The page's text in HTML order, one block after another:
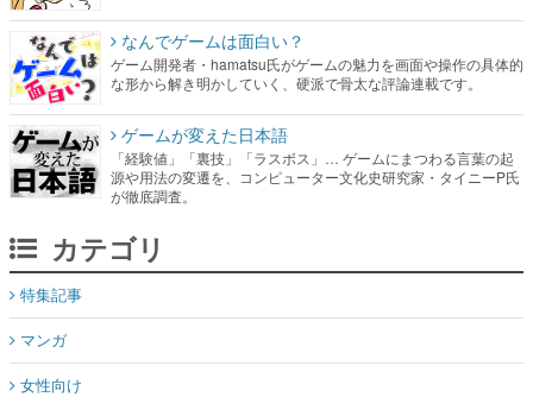
なんでゲームは面白い？
ゲーム開発者・hamatsu氏がゲームの魅力を画面や操作の具体的
な形から解き明かしていく、硬派で骨太な評論連載です。
ゲームが変えた日本語
「経験値」「裏技」「ラスボス」… ゲームにまつわる言葉の起
源や用法の変遷を、コンピューター文化史研究家・タイニーP氏
が徹底調査。
カテゴリ
特集記事
マンガ
女性向け